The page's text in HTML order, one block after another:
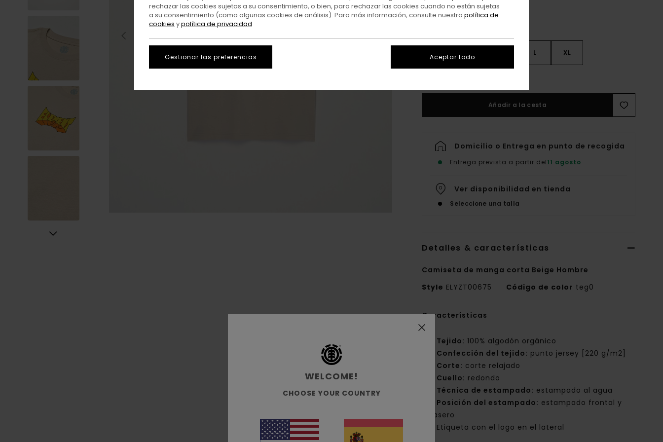
L XL
Añadir a la cesta
Domicilio o Entrega en punto de recogida
Entrega prevista a partir del11 agosto
Ver disponibilidad en tienda
Seleccione una talla
Detalles & características
Camiseta de manga corta Beige Hombre
Style ELYZT00675 Código de color teg0
Características
Tejido: 100% algodón orgánico
Confección del tejido: punto jersey [220 g/m2]
Corte: corte relajado
Cuello: redondo
Técnica de estampado: estampado al agua
Posición del estampado: estampado frontal y
trasero
Etiqueta con el logo en el lateral
WELCOME!
CHOOSE YOUR COUNTRY
rechazar las cookies sujetas a su consentimiento, o bien, para rechazar las cookies cuando no están sujetas
a su consentimiento (como algunas cookies de análisis). Para más información, consulte nuestra política de
cookies ypolítica de privacidad
Gestionar las preferencias Aceptar todo